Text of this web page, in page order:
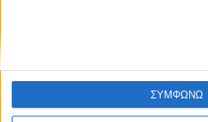
ΣΥΜΦΩΝΩ